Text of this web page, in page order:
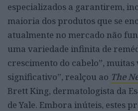
especializados a garantirem,
maioria dos produtos que se
atualmente no mercado não
uma variedade infinita de
crescimento do cabelo”, muitas
significativo”, realçou ao The
Brett King, dermatologista da
de Yale. Embora inúteis, estes